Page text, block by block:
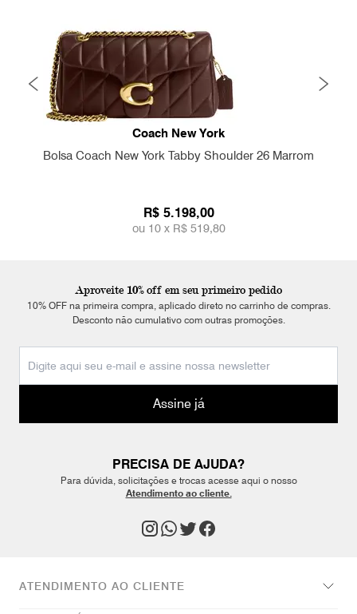
Coach New York
Bolsa Coach New York Tabby Shoulder 26 Marrom
R$ 5.198,00
ou 10 x R$ 519,80
Aproveite 10% off em seu primeiro pedido
10% OFF na primeira compra, aplicado direto no carrinho de compras.
Desconto não cumulativo com outras promoções.
Assine já
PRECISA DE AJUDA?
Para dúvida, solicitações e trocas acesse aqui o nosso
Atendimento ao cliente.
ATENDIMENTO AO CLIENTE